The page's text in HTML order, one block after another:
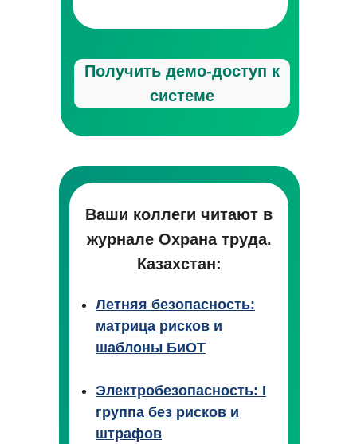
Летняя безопасность:
матрица рисков и
шаблоны БиОТ
Электробезопасность: I
группа без рисков и
штрафов
Ваши коллеги читают в
журнале Охрана труда.
Казахстан:
Получить демо-доступ к
системе